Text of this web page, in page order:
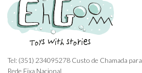
Tel: (351) 234095278 Custo de Chamada para
Rede Fixa Nacional